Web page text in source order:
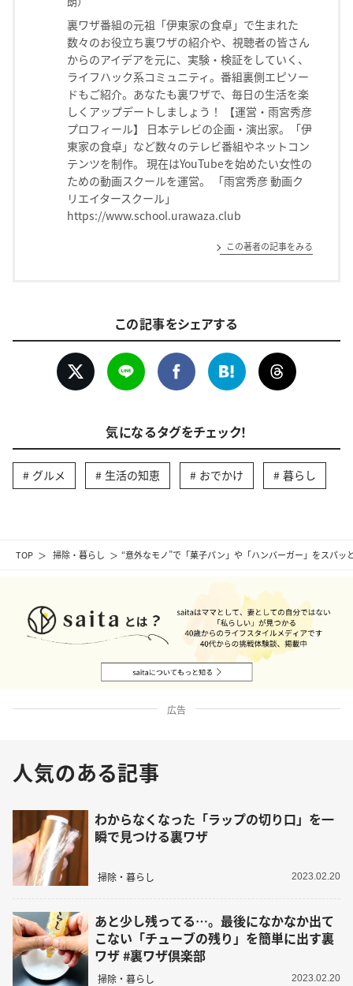
TOP 掃除・暮らし “意外なモノ”で「菓子パン」や「ハンバーガー」をスパッ
裏ワザ番組の元祖「伊東家の食卓」で生まれた
数々のお役立ち裏ワザの紹介や、視聴者の皆さん
からのアイデアを元に、実験・検証をしていく、
ライフハック系コミュニティ。番組裏側エピソー
ドもご紹介。あなたも裏ワザで、毎日の生活を楽
しくアップデートしましょう！ 【運営・雨宮秀彦
プロフィール】 日本テレビの企画・演出家。「伊
東家の食卓」など数々のテレビ番組やネットコン
テンツを制作。 現在はYouTubeを始めたい女性の
ための動画スクールを運営。 「雨宮秀彦 動画ク
リエイタースクール」
https://www.school.urawaza.club
この著者の記事をみる
この記事をシェアする
気になるタグをチェック！
グルメ 生活の知恵 おでかけ 暮らし
広告
人気のある記事
わからなくなった「ラップの切り口」を一
瞬で見つける裏ワザ
掃除・暮らし 2023.02.20
あと少し残ってる…。最後になかなか出て
こない「チューブの残り」を簡単に出す裏
ワザ #裏ワザ倶楽部
掃除・暮らし 2023.02.20